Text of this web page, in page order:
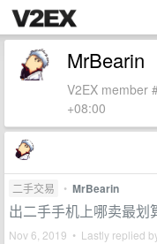
MrBearin
V2EX member
+08:00
二手交易 • MrBearin
出二手手机上哪卖最划
Nov 6, 2019 • Lastly replied